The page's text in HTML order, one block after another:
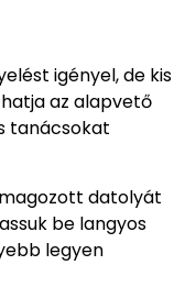
igényel, de kis
az alapvető
tanácsokat
datolyát
be langyos
legyen